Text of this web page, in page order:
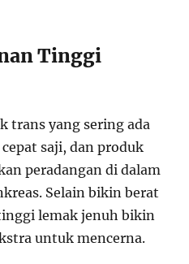
Tinggi
trans yang sering ada
saji, dan produk
peradangan di dalam
Selain bikin berat
lemak jenuh bikin
untuk mencerna.